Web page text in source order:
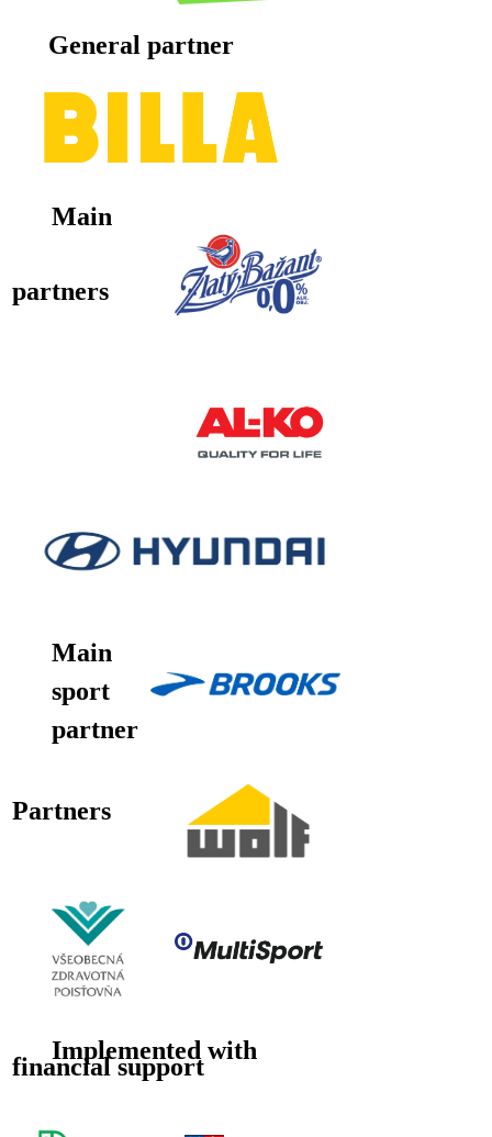
General partner
Main
partners
Main
sport
partner
Partners
Implemented with
financial support